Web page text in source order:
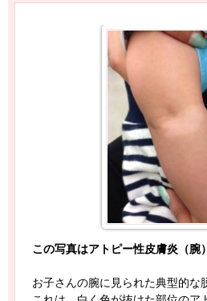
この写真はアトピー性皮膚炎（腕
お子さんの腕に見られた典型的な